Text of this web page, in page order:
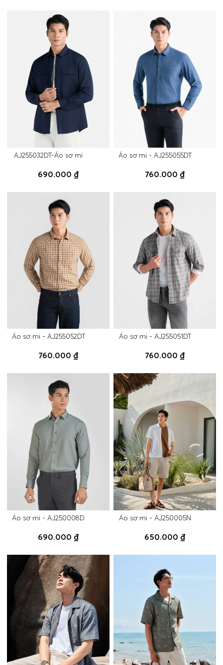
AJ255032DT-Áo sơ mi
690.000 ₫
Áo sơ mi - AJ255055DT
760.000 ₫
Áo sơ mi - AJ255052DT
760.000 ₫
Áo sơ mi - AJ255051DT
760.000 ₫
Áo sơ mi - AJ250008D
690.000 ₫
Áo sơ mi - AJ250005N
650.000 ₫